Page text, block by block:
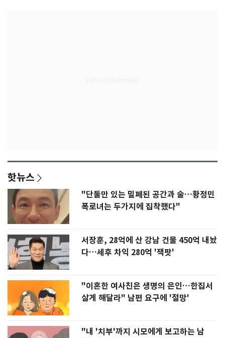
핫뉴스
"단둘만 있는 밀폐된 공간과 술…황정민
폭로녀는 두가지에 집착했다"
서장훈, 28억에 산 강남 건물 450억 내놨
다…세후 차익 280억 '잭팟'
"이혼한 여사친은 생명의 은인…한집서
살게 해달라" 남편 요구에 '절망'
"내 '치부'까지 시모에게 보고하는 남